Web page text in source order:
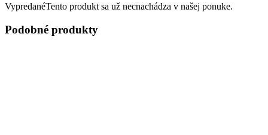
VypredanéTento produkt sa už necnachádza v našej ponuke.
Podobné produkty